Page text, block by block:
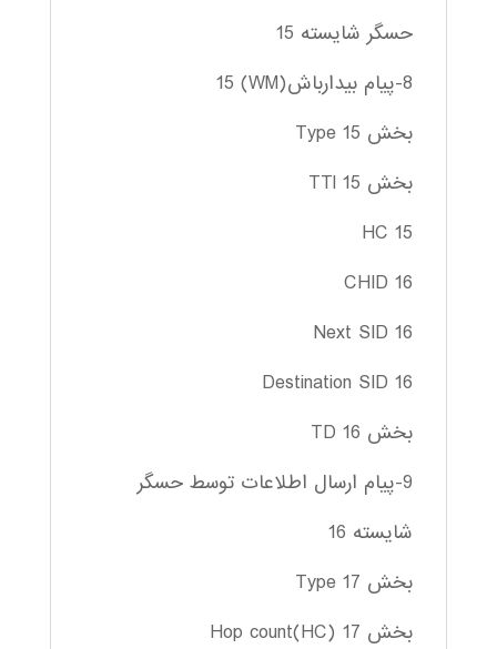
حسگر شایسته 15
8-پیام بیدارباش(WM) 15
بخش Type 15
بخش TTl 15
HC 15
CHID 16
Next SID 16
Destination SID 16
بخش TD 16
9-پیام ارسال اطلاعات توسط حسگر
شایسته 16
بخش Type 17
بخش Hop count(HC) 17